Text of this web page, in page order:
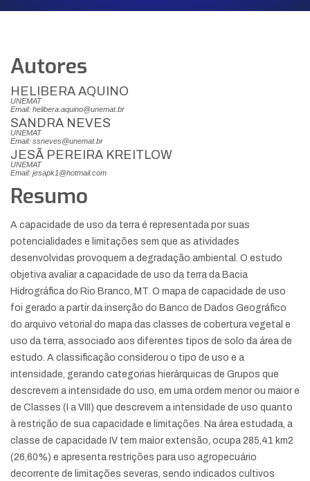
Autores
HELIBERA AQUINO
UNEMAT
Email: helibera.aquino@unemat.br
SANDRA NEVES
UNEMAT
Email: ssneves@unemat.br
JESÃ PEREIRA KREITLOW
UNEMAT
Email: jesapk1@hotmail.com
Resumo
A capacidade de uso da terra é representada por suas
potencialidades e limitações sem que as atividades
desenvolvidas provoquem a degradação ambiental. O estudo
objetiva avaliar a capacidade de uso da terra da Bacia
Hidrográfica do Rio Branco, MT. O mapa de capacidade de uso
foi gerado a partir da inserção do Banco de Dados Geográfico
do arquivo vetorial do mapa das classes de cobertura vegetal e
uso da terra, associado aos diferentes tipos de solo da área de
estudo. A classificação considerou o tipo de uso e a
intensidade, gerando categorias hierárquicas de Grupos que
descrevem a intensidade do uso, em uma ordem menor ou maior e
de Classes (I a VIII) que descrevem a intensidade de uso quanto
à restrição de sua capacidade e limitações. Na área estudada, a
classe de capacidade IV tem maior extensão, ocupa 285,41 km2
(26,60%) e apresenta restrições para uso agropecuário
decorrente de limitações severas, sendo indicados cultivos